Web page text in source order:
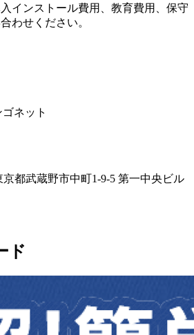
インストール費用、教育費用、保守
わせください。
ネット
京都武蔵野市中町1-9-5 第一中央ビル
ド